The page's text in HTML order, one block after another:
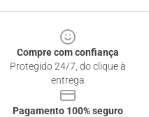
Compre com confiança
Protegido 24/7, do clique à
entrega
Pagamento 100% seguro